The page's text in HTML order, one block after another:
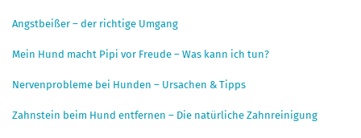
Angstbeißer – der richtige Umgang
Mein Hund macht Pipi vor Freude – Was kann ich tun?
Nervenprobleme bei Hunden – Ursachen & Tipps
Zahnstein beim Hund entfernen – Die natürliche Zahnreinigung